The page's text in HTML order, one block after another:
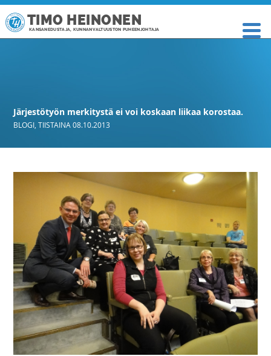
TIMO HEINONEN
KANSANEDUSTAJA, KUNNANVALTUUSTON PUHEENJOHTAJA
Järjestötyön merkitystä ei voi koskaan liikaa korostaa.
BLOGI ,TIISTAINA 08.10.2013